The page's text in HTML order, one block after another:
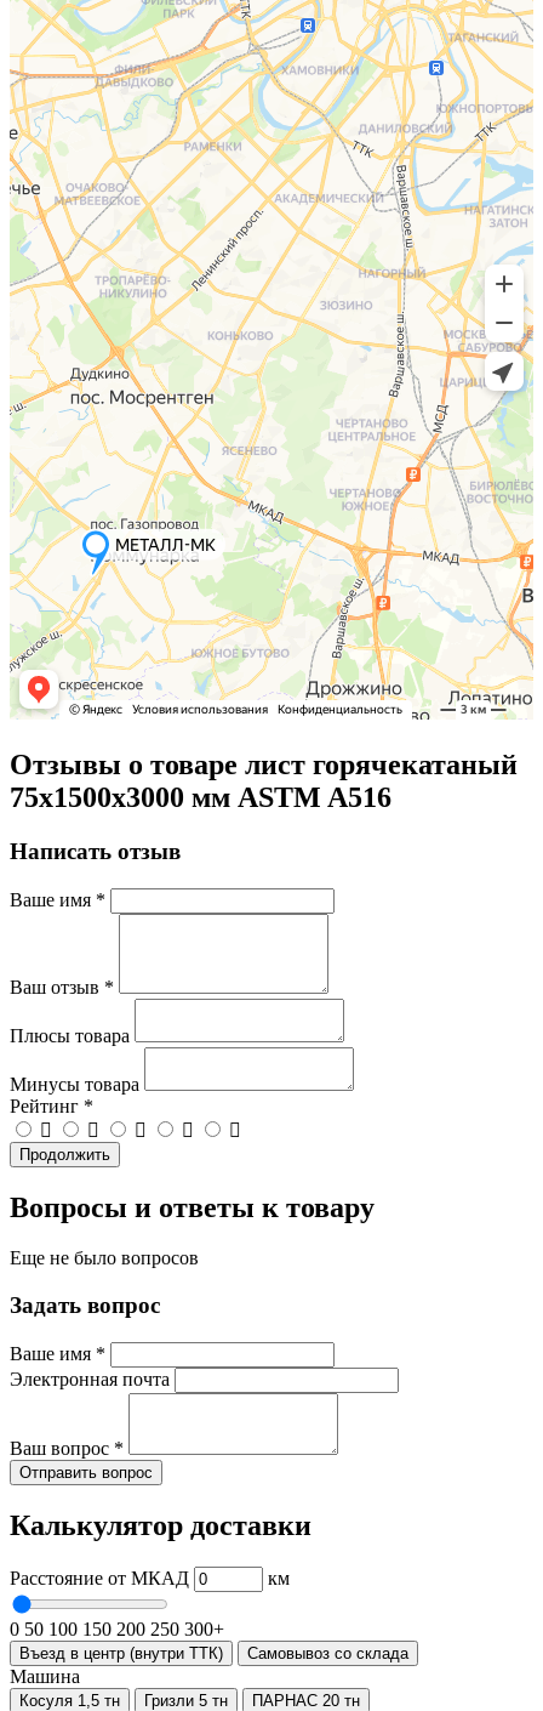
Отзывы о товаре лист горячекатаный
75х1500х3000 мм ASTM A516
Написать отзыв
Ваше имя *
Ваш отзыв *
Плюсы товара
Минусы товара
Рейтинг *
Продолжить
Вопросы и ответы к товару
Еще не было вопросов
Задать вопрос
Ваше имя *
Электронная почта
Ваш вопрос *
Отправить вопрос
Калькулятор доставки
Расстояние от МКАД км
0 50 100 150 200 250 300+
Въезд в центр (внутри ТТК) Самовывоз со склада
Машина
Косуля 1,5 тн Гризли 5 тн ПАРНАС 20 тн